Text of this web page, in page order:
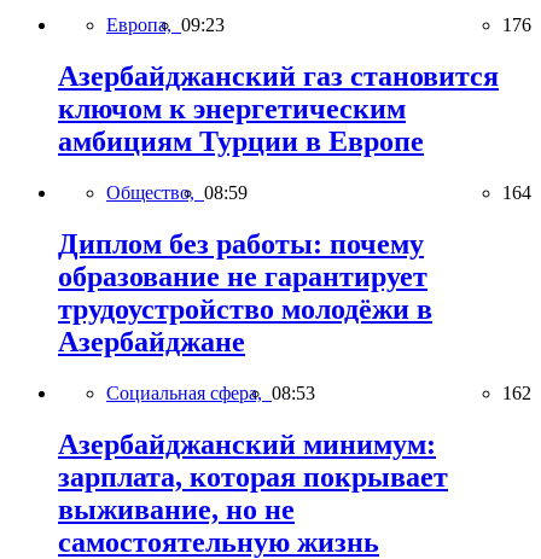
Европа, 09:23 176
Азербайджанский газ становится
ключом к энергетическим
амбициям Турции в Европе
Общество, 08:59 164
Диплом без работы: почему
образование не гарантирует
трудоустройство молодёжи в
Азербайджане
Социальная сфера, 08:53 162
Азербайджанский минимум:
зарплата, которая покрывает
выживание, но не
самостоятельную жизнь